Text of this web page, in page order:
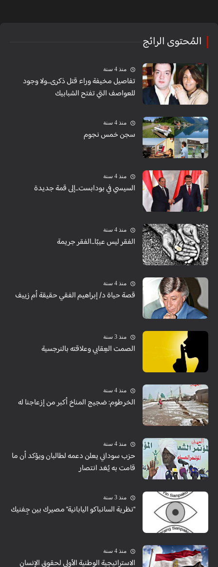
المُحتوى الرائج
منذ 4 سنة
تفاصيل مخيفة وراء قتل ذكرى...ولا وجود
للعواصف التي تفتح الشبابيك
منذ 4 سنة
سجن خمس نجوم
منذ 4 سنة
السيسي في بودابست...إلى قمة جديدة
منذ 4 سنة
الفقر ليس عيبًا...الفقر جريمة
منذ 4 سنة
قصة حياة د/ إبراهيم الفقي حقيقة أم زييف
منذ 3 سنة
الصمت العِقابي وعلاقته بالنرجسية
منذ 4 سنة
الخرطوم: ضجيج المناخ أكبر من إزعاجنا له
منذ 4 سنة
حزب سوداني يعلن دعمه لطالبان ويؤكد أن ما
قامت به يُعَد انتصار
منذ 3 سنة
"نظرية السانباكو اليابانية" مصيرك بين جِفنيك
منذ 4 سنة
الاستراتيجية الوطنية الأولى لحقوق الإنسان